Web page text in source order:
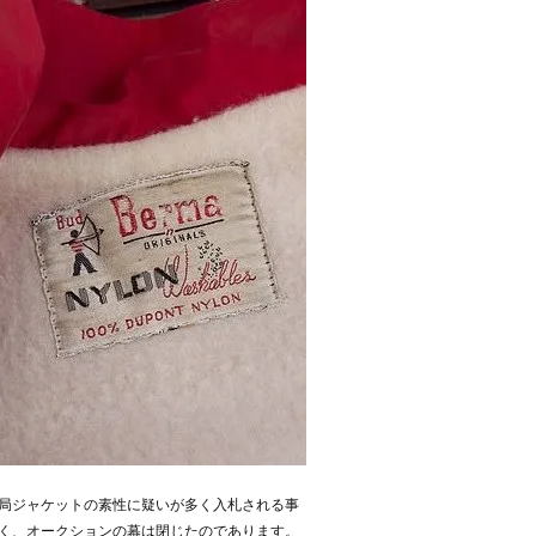
ジャケットの素性に疑いが多く入札される事
、オークションの幕は閉じたのであります。